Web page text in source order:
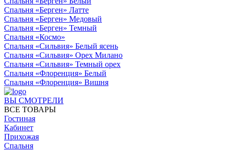
Спальня «Берген» Латте
Спальня «Берген» Медовый
Спальня «Берген» Темный
Спальня «Космо»
Спальня «Сильвия» Белый ясень
Спальня «Сильвия» Орех Милано
Спальня «Сильвия» Темный орех
Спальня «Флоренция» Белый
Спальня «Флоренция» Вишня
ВЫ СМОТРЕЛИ
ВСЕ ТОВАРЫ
Гостиная
Кабинет
Прихожая
Спальня